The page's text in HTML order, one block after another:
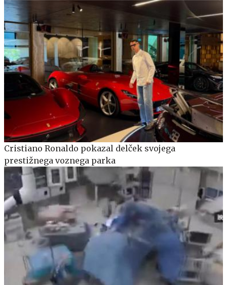
Cristiano Ronaldo pokazal delček svojega
prestižnega voznega parka